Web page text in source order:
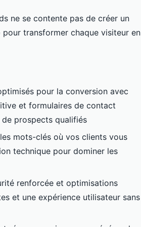
ne se contente pas de créer un
pour transformer chaque visiteur en
pour la conversion avec
et formulaires de contact
prospects qualifiés
mots-clés où vos clients vous
technique pour dominer les
renforcée et optimisations
et une expérience utilisateur sans